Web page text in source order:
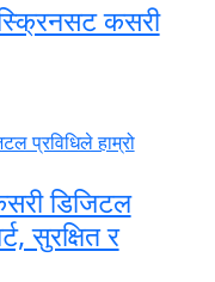
स्क्रिनसट कसरी
डिजिटल
सुरक्षित र